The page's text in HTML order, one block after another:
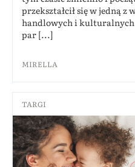
przekształcił się w jedną z
handlowych i
par [...]
MIRELLA
TARGI